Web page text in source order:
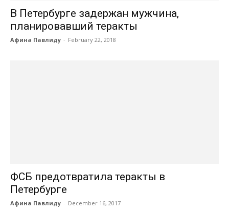
В Петербурге задержан мужчина,
планировавший теракты
Афина Павлиду - February 22, 2018
ФСБ предотвратила теракты в
Петербурге
Афина Павлиду - December 16, 2017